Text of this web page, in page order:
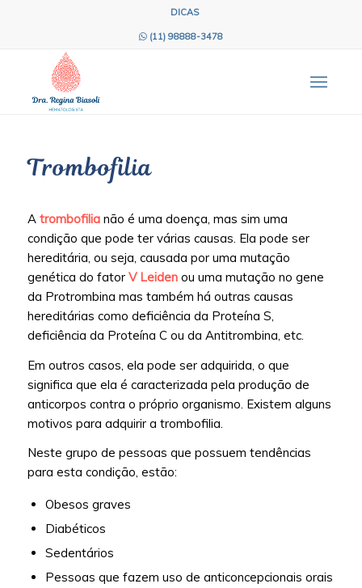
DICAS
(11) 98888-3478
Trombofilia
A trombofilianão é uma doença, mas sim uma
condição que pode ter várias causas. Ela pode ser
hereditária, ou seja, causada por uma mutação
genética do fator V Leidenou uma mutação no gene
da Protrombina mas também há outras causas
hereditárias como deficiência da Proteína S,
deficiência da Proteína C ou da Antitrombina, etc.
Em outros casos, ela pode ser adquirida, o que
significa que ela é caracterizada pela produção de
anticorpos contra o próprio organismo. Existem alguns
motivos para adquirir a trombofilia.
Neste grupo de pessoas que possuem tendências
para esta condição, estão:
Obesos graves
Diabéticos
Sedentários
Pessoas que fazem uso de anticoncepcionais orais